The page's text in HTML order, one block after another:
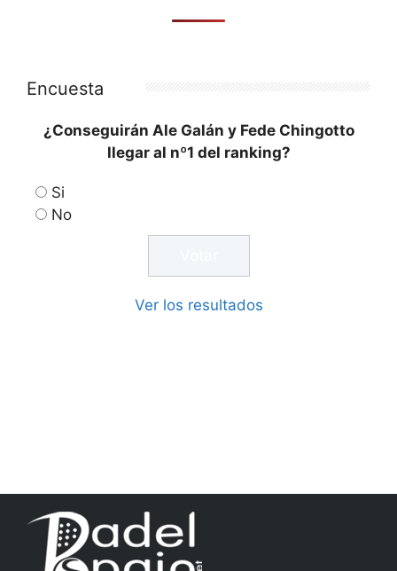
Encuesta
¿Conseguirán Ale Galán y Fede Chingotto
llegar al nº1 del ranking?
Si
No
Ver los resultados